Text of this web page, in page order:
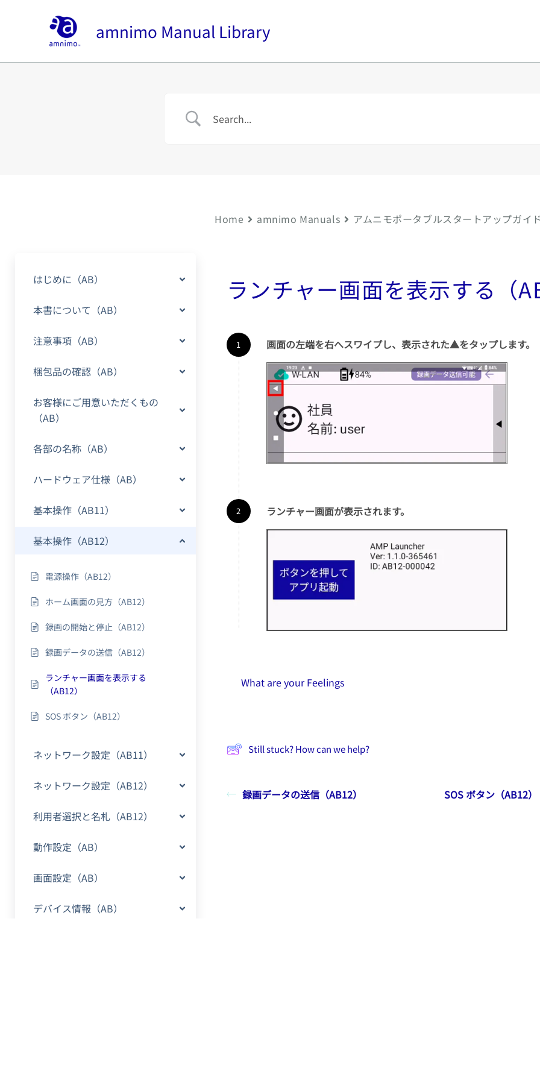
amnimo Manual Library
はじめに（AB）
本書について（AB）
注意事項（AB）
梱包品の確認（AB）
お客様にご用意いただくもの
（AB）
各部の名称（AB）
ハードウェア仕様（AB）
基本操作（AB11）
基本操作（AB12）
電源操作（AB12）
ホーム画面の見方（AB12）
録画の開始と停止（AB12）
録画データの送信（AB12）
ランチャー画面を表示する
（AB12）
SOS ボタン（AB12）
ネットワーク設定（AB11）
ネットワーク設定（AB12）
利用者選択と名札（AB12）
動作設定（AB）
画面設定（AB）
デバイス情報（AB）
Home amnimo Manuals アムニモポータブルスタートアップガイ
ランチャー画面を表示する（
画面の左端を右へスワイプし、表示された▲をタップします。
ランチャー画面が表示されます。
What are your Feelings
Still stuck? How can we help?
録画データの送信（AB12） SOS ボタン（AB12）